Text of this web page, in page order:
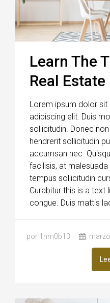
Learn The
Real
Lorem ipsum dolor
adipiscing elit. Duis
sollicitudin. Donec
hendrerit sollicitudin
accumsan nec.
facilisis, at
tempus sollicitudin
Curabitur this is a text
congue. Duis mattis
por 1nm0b13